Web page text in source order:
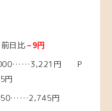
日比 －9円
円 P
円